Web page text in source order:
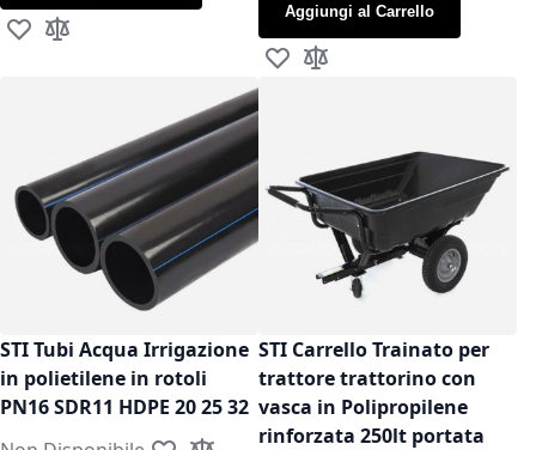
Aggiungi alla lista desideri
Aggiungi al confronto
Aggiungi al Carrello
Aggiungi alla lista desideri
Aggiungi al confronto
STI Tubi Acqua Irrigazione
in polietilene in rotoli
PN16 SDR11 HDPE 20 25 32
STI Carrello Trainato per
trattore trattorino con
vasca in Polipropilene
rinforzata 250lt portata